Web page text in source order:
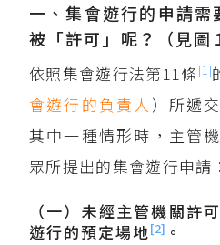
一、集會遊行的申請
被「許可」呢？（見圖
依照集會遊行法第11條 [1]
會遊行的負責人 ）所遞
其中一種情形時，主管
眾所提出的集會遊行申請：
（一）未經主管機關許
遊行的預定場地[2] 。